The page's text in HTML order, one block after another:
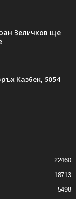
Величков ще
Казбек, 5054
22460
18713
5498